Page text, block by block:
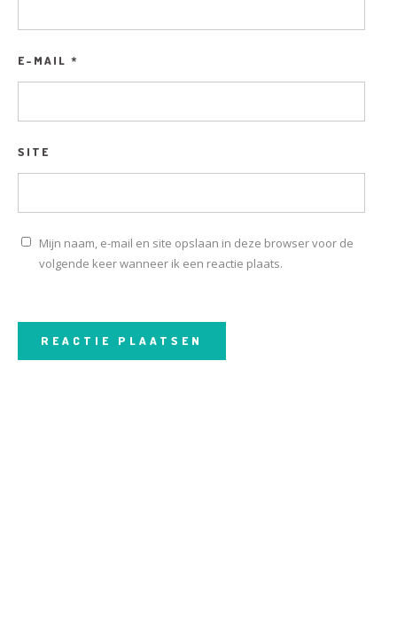
E-MAIL *
SITE
Mijn naam, e-mail en site opslaan in deze browser voor de
volgende keer wanneer ik een reactie plaats.